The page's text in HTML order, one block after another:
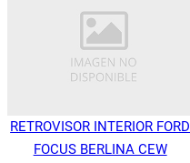
RETROVISOR INTERIOR FORD
FOCUS BERLINA CEW